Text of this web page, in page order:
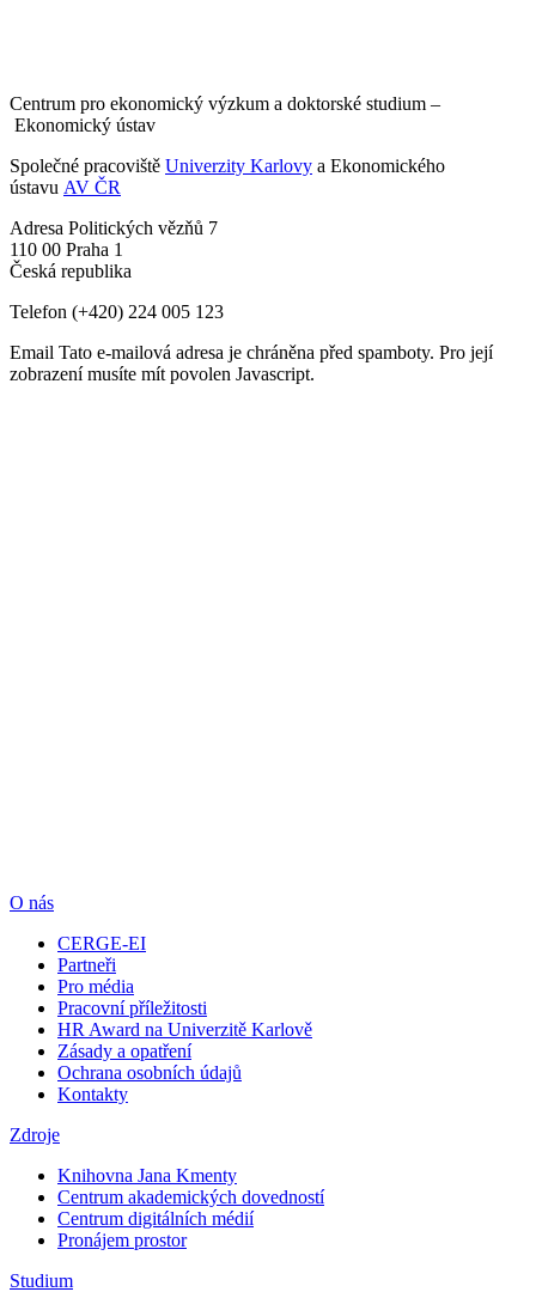
Centrum pro ekonomický výzkum a doktorské studium –
Ekonomický ústav
Společné pracoviště Univerzity Karlovy a Ekonomického
ústavu AV ČR
Adresa Politických vězňů 7
110 00 Praha 1
Česká republika
Telefon (+420) 224 005 123
Email Tato e-mailová adresa je chráněna před spamboty. Pro její
zobrazení musíte mít povolen Javascript.
O nás
CERGE-EI
Partneři
Pro média
Pracovní příležitosti
HR Award na Univerzitě Karlově
Zásady a opatření
Ochrana osobních údajů
Kontakty
Zdroje
Knihovna Jana Kmenty
Centrum akademických dovedností
Centrum digitálních médií
Pronájem prostor
Studium